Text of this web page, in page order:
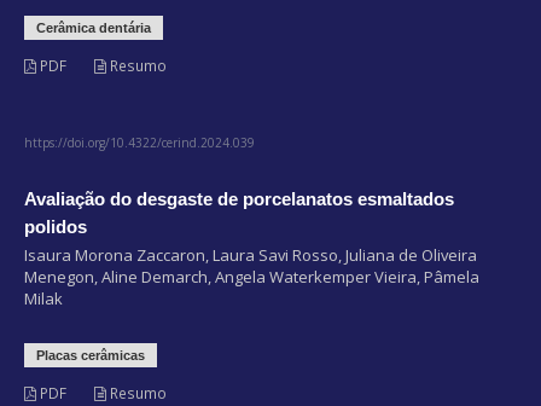
Cerâmica dentária
PDF Resumo
https://doi.org/10.4322/cerind.2024.039
Avaliação do desgaste de porcelanatos esmaltados
polidos
Isaura Morona Zaccaron, Laura Savi Rosso, Juliana de Oliveira
Menegon, Aline Demarch, Angela Waterkemper Vieira, Pâmela
Milak
Placas cerâmicas
PDF Resumo